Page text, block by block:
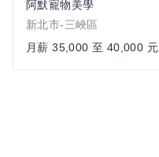
阿默寵物美學
新北市-三峽區
月薪 35,000 至 40,000 元